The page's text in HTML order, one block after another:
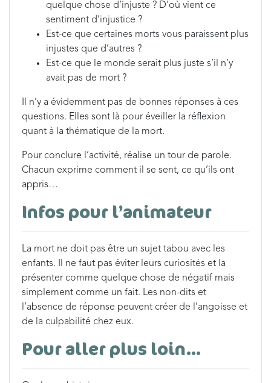
quelque chose d’injuste ? D’où vient ce
sentiment d’injustice ?
Est-ce que certaines morts vous paraissent plus
injustes que d’autres ?
Est-ce que le monde serait plus juste s’il n’y
avait pas de mort ?
Il n’y a évidemment pas de bonnes réponses à ces
questions. Elles sont là pour éveiller la réflexion
quant à la thématique de la mort.
Pour conclure l’activité, réalise un tour de parole.
Chacun exprime comment il se sent, ce qu’ils ont
appris…
Infos pour l’animateur
La mort ne doit pas être un sujet tabou avec les
enfants. Il ne faut pas éviter leurs curiosités et la
présenter comme quelque chose de négatif mais
simplement comme un fait. Les non-dits et
l’absence de réponse peuvent créer de l’angoisse et
de la culpabilité chez eux.
Pour aller plus loin…